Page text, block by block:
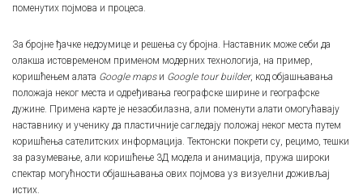
поменутих појмова и процеса.
За бројне ђачке недоумице и решења су бројна. Наставник може себи да
олакша истовременом применом модерних технологија, на пример,
коришћењем алата Google mapsи Google tour builder, код објашњавања
положаја неког места и одређивања географске ширине и географске
дужине. Примена карте је незаобилазна, али поменути алати омогућавају
наставнику и ученику да пластичније сагледају положај неког места путем
коришћења сателитских информација. Тектонски покрети су, рецимо, тешки
за разумевање, али коришћење 3Д модела и анимација, пружа широки
спектар могућности објашњавања ових појмова уз визуелни доживљај
истих.